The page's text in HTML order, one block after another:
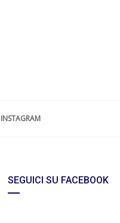
INSTAGRAM
SEGUICI SU FACEBOOK